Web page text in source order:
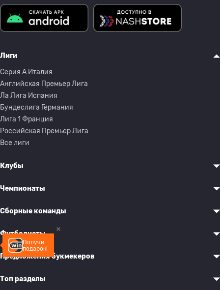
Получи
подарок!
Лиги
Серия A Италия
Английская Премьер Лига
Ла Лига Испания
Бундеслига Германия
Лига 1 Франция
Российская Премьер Лига
Все лиги
Клубы
Чемпионаты
Сборные команды
Футболисты
Предложения букмекеров
Топ разделы